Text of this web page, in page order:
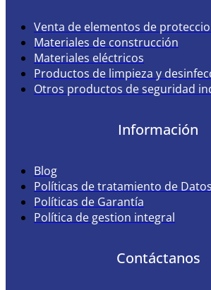
Venta de elementos de
Materiales de construcción
Materiales eléctricos
Productos de limpieza y
Otros productos de seguridad
Información
Blog
Políticas de tratamiento de
Políticas de Garantía
Política de gestion integral
Contáctanos